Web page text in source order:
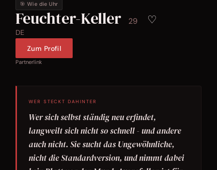
🎯 Wie die Uhr
Feuchter-Keller 29 ♡
DE
Zum Profil
Partnerlink
WER STECKT DAHINTER
Wer sich selbst ständig neu erfindet,
langweilt sich nicht so schnell - und andere
auch nicht. Sie sucht das Ungewöhnliche,
nicht die Standardversion, und nimmt dabei